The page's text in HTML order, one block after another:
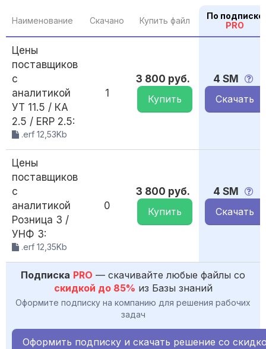
Наименование Скачано Купить файл
По подписке
PRO
Цены
поставщиков
c
аналитикой
УТ 11.5 / КА
2.5 / ERP 2.5:
.erf 12,53Kb
1
3 800 руб.
Купить
4 SM
Скачать
Цены
поставщиков
c
аналитикой
Розница 3 /
УНФ 3:
.erf 12,35Kb
0
3 800 руб.
Купить
4 SM
Скачать
Подписка PRO — скачивайте любые файлы со
скидкой до 85% из Базы знаний
Оформите подписку на компанию для решения рабочих
задач
Оформить подписку и скачать решение со